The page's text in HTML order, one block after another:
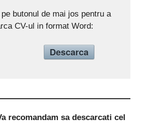
butonul de mai jos pentru a
CV-ul in format Word:
Descarca
recomandam sa descarcati cel